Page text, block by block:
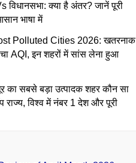
विधानसभा: क्या है अंतर? जानें पूरी
भाषा में
Polluted Cities 2026: खतरनाक
AQI, इन शहरों में सांस लेना हुआ
का सबसे बड़ा उत्पादक शहर कौन सा
राज्य, विश्व में नंबर 1 देश और पूरी